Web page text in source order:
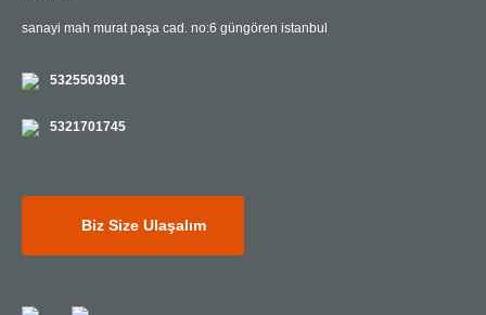
sanayi mah murat paşa cad. no:6 güngören istanbul
5325503091
5321701745
Biz Size Ulaşalım